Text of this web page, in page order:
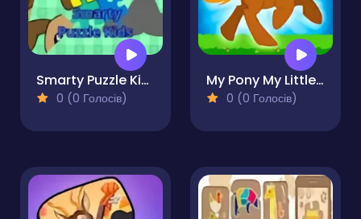
Smarty Puzzle Kids
0 (0 Голосів)
My Pony My Little Race
0 (0 Голосів)